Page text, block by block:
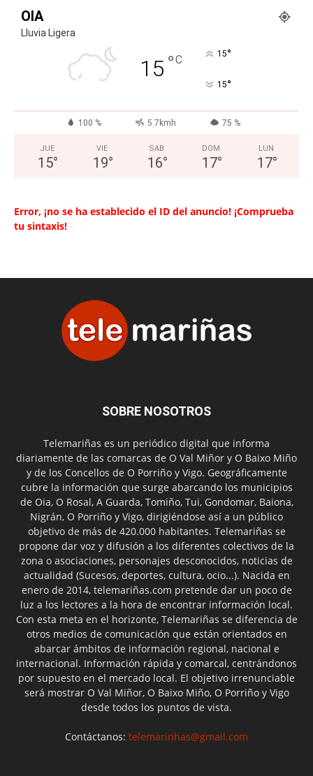
OIA
Lluvia Ligera
15 °C 15°
15°
100 % 5.7kmh 75 %
JUE
15°
VIE
19°
SAB
16°
DOM
17°
LUN
17°
Error, ¡no se ha establecido el ID del anuncio! ¡Comprueba
tu sintaxis!
SOBRE NOSOTROS
Telemariñas es un periódico digital que informa
diariamente de las comarcas de O Val Miñor y O Baixo Miño
y de los Concellos de O Porriño y Vigo. Geográficamente
cubre la información que surge abarcando los municipios
de Oia, O Rosal, A Guarda, Tomiño, Tui, Gondomar, Baiona,
Nigrán, O Porriño y Vigo, dirigiéndose así a un público
objetivo de más de 420.000 habitantes. Telemariñas se
propone dar voz y difusión a los diferentes colectivos de la
zona o asociaciones, personajes desconocidos, noticias de
actualidad (Sucesos, deportes, cultura, ocio...). Nacida en
enero de 2014, telemariñas.com pretende dar un poco de
luz a los lectores a la hora de encontrar información local.
Con esta meta en el horizonte, Telemariñas se diferencia de
otros medios de comunicación que están orientados en
abarcar ámbitos de información regional, nacional e
internacional. Información rápida y comarcal, centrándonos
por supuesto en el mercado local. El objetivo irrenunciable
será mostrar O Val Miñor, O Baixo Miño, O Porriño y Vigo
desde todos los puntos de vista.
Contáctanos: telemarinhas@gmail.com